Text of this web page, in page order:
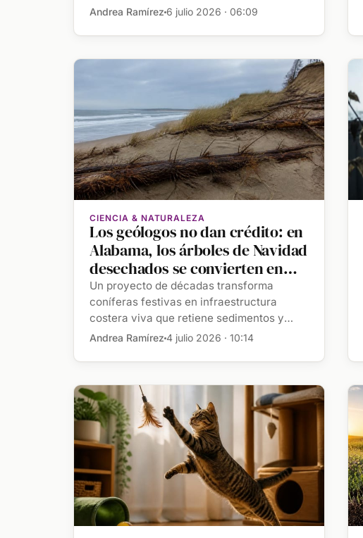
lectura, escritura y […]
Andrea Ramírez 6 julio 2026 · 06:09
CIENCIA & NATURALEZA
Los geólogos no dan crédito: en
Alabama, los árboles de Navidad
desechados se convierten en
una barrera natural, ya que
durante casi cuatro décadas,
equipos de trabajadores han
reutilizado miles de pinos en las
playas de Gulf Shores para
Un proyecto de décadas transforma
coníferas festivas en infraestructura
costera viva que retiene sedimentos y
protege […]
Andrea Ramírez 4 julio 2026 · 10:14